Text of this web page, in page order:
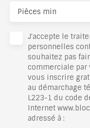
Pièces min
J'accepte le
personnelles
souhaitez pas
commerciale par
vous inscrire
au démarchage
L223-1 du code
Internet
adressé à :